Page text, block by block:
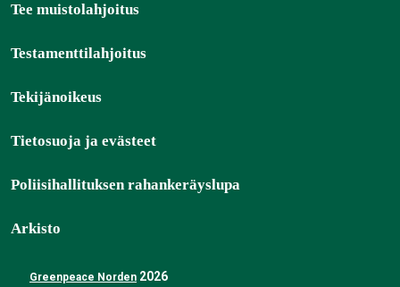
Tee muistolahjoitus
Testamenttilahjoitus
Tekijänoikeus
Tietosuoja ja evästeet
Poliisihallituksen rahankeräyslupa
Arkisto
Greenpeace Norden 2026